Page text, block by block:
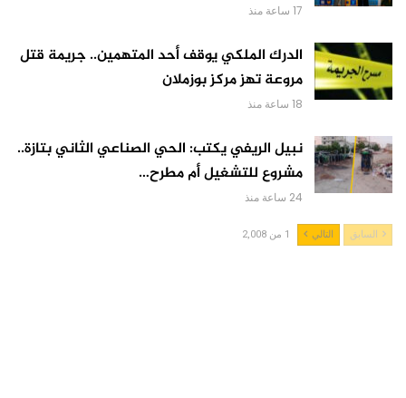
17 ساعة منذ
الدرك الملكي يوقف أحد المتهمين.. جريمة قتل
مروعة تهز مركز بوزملان
18 ساعة منذ
نبيل الريفي يكتب: الحي الصناعي الثاني بتازة..
مشروع للتشغيل أم مطرح…
24 ساعة منذ
السابق التالي 1 من 2,008